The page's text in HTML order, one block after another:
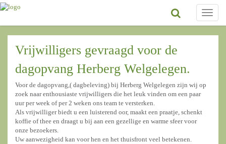
Toggle
Vrijwilligers gevraagd voor de
dagopvang Herberg Welgelegen.
Voor de dagopvang,( dagbeleving) bij Herberg Welgelegen zijn wij op
zoek naar enthousiaste vrijwilligers die het leuk vinden om een paar
uur per week of per 2 weken ons team te versterken.
Als vrijwilliger biedt u een luisterend oor, maakt een praatje, schenkt
koffie of thee en draagt u bij aan een gezellige en warme sfeer voor
onze bezoekers.
Uw aanwezigheid kan voor hen en het thuisfront veel betekenen.